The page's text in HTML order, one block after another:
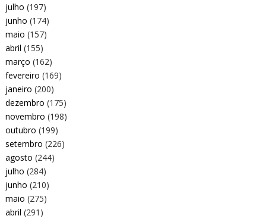
julho (197)
junho (174)
maio (157)
abril (155)
março (162)
fevereiro (169)
janeiro (200)
dezembro (175)
novembro (198)
outubro (199)
setembro (226)
agosto (244)
julho (284)
junho (210)
maio (275)
abril (291)